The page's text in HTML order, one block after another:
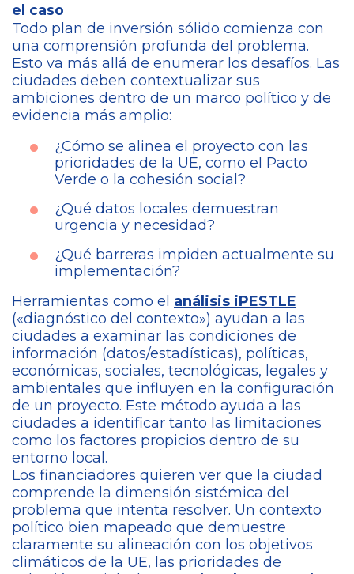
el caso
Todo plan de inversión sólido comienza con
una comprensión profunda del problema.
Esto va más allá de enumerar los desafíos. Las
ciudades deben contextualizar sus
ambiciones dentro de un marco político y de
evidencia más amplio:
¿Cómo se alinea el proyecto con las
prioridades de la UE, como el Pacto
Verde o la cohesión social?
¿Qué datos locales demuestran
urgencia y necesidad?
¿Qué barreras impiden actualmente su
implementación?
Herramientas como el análisis iPESTLE
(«diagnóstico del contexto») ayudan a las
ciudades a examinar las condiciones de
información (datos/estadísticas), políticas,
económicas, sociales, tecnológicas, legales y
ambientales que influyen en la configuración
de un proyecto. Este método ayuda a las
ciudades a identificar tanto las limitaciones
como los factores propicios dentro de su
entorno local.
Los financiadores quieren ver que la ciudad
comprende la dimensión sistémica del
problema que intenta resolver. Un contexto
político bien mapeado que demuestre
claramente su alineación con los objetivos
climáticos de la UE, las prioridades de